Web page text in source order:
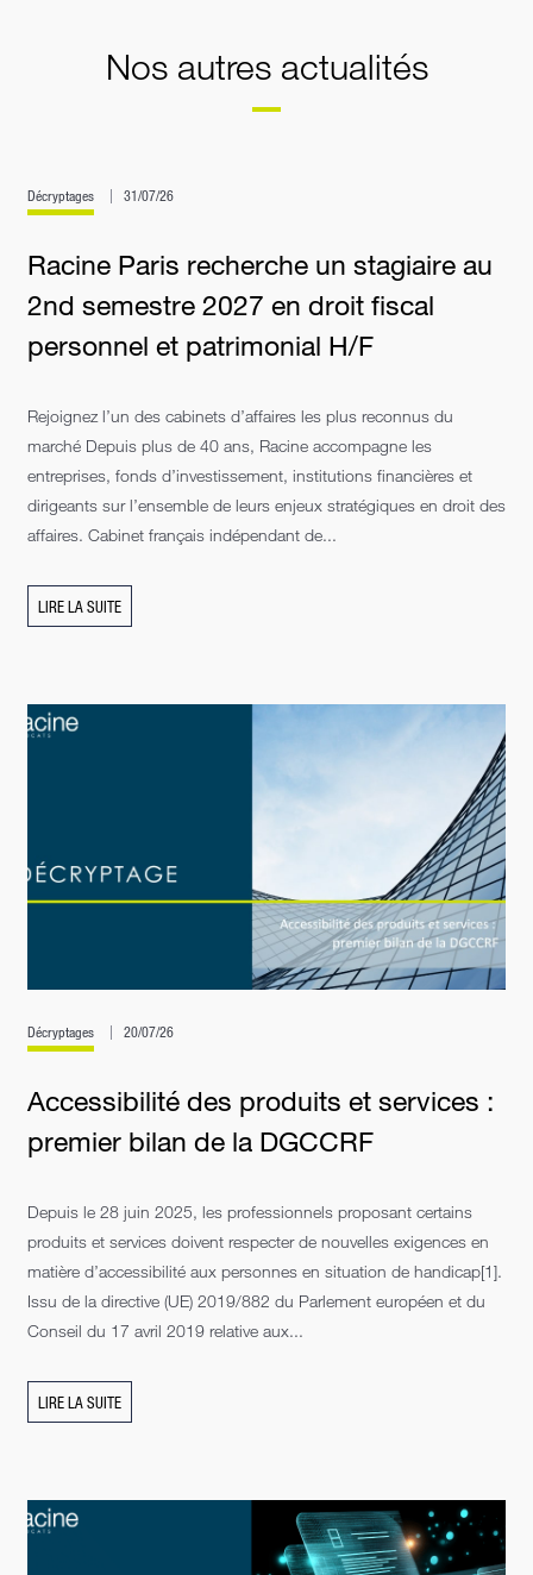
Nos autres actualités
Décryptages 31/07/26
Racine Paris recherche un stagiaire au
2nd semestre 2027 en droit fiscal
personnel et patrimonial H/F
Rejoignez l’un des cabinets d’affaires les plus reconnus du
marché Depuis plus de 40 ans, Racine accompagne les
entreprises, fonds d’investissement, institutions financières et
dirigeants sur l’ensemble de leurs enjeux stratégiques en droit des
affaires. Cabinet français indépendant de...
LIRE LA SUITE
Décryptages 20/07/26
Accessibilité des produits et services :
premier bilan de la DGCCRF
Depuis le 28 juin 2025, les professionnels proposant certains
produits et services doivent respecter de nouvelles exigences en
matière d’accessibilité aux personnes en situation de handicap[1].
Issu de la directive (UE) 2019/882 du Parlement européen et du
Conseil du 17 avril 2019 relative aux...
LIRE LA SUITE